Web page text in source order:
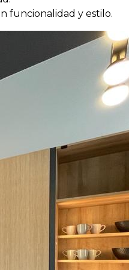
funcionalidad y estilo.